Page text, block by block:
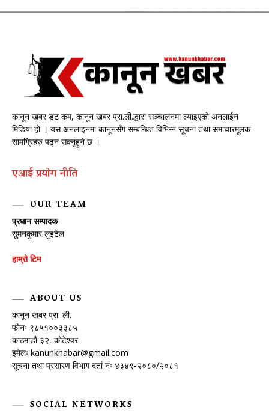
कानून खबर डट कम, कानून खबर प्रा.ली.द्धारा सञ्चालनमा ल्याइएको अनलाईन
मिडिया हो । यस अनलाइनमा कानूनसँग सम्बन्धित विभिन्न सूचना तथा समाचारमूलक
सामग्रिहरु पढ्न सक्नुहुने छ ।
एआई प्रयाेग नीति
OUR TEAM
प्रधान सम्पादक
सुमनकुमार लुइटेल
हाम्रो टिम
ABOUT US
कानून खबर प्रा. ली.
फोनः ९८५१००३३८५
काठमाडौं ३२, कोटेश्वर
इमेलः kanunkhabar@gmail.com
सूचना तथा प्रसारण विभाग दर्ता नंः ४३४९-२०८०/२०८१
SOCIAL NETWORKS